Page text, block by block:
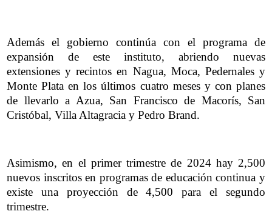
Además el gobierno continúa con el programa de
expansión de este instituto, abriendo nuevas
extensiones y recintos en Nagua, Moca, Pedernales y
Monte Plata en los últimos cuatro meses y con planes
de llevarlo a Azua, San Francisco de Macorís, San
Cristóbal, Villa Altagracia y Pedro Brand.
Asimismo, en el primer trimestre de 2024 hay 2,500
nuevos inscritos en programas de educación continua y
existe una proyección de 4,500 para el segundo
trimestre.